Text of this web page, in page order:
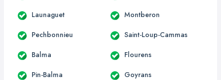
Launaguet Montberon
Pechbonnieu Saint-Loup-Cammas
Balma Flourens
Pin-Balma Goyrans